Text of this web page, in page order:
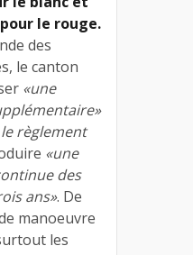
le rouge.
des
le canton
«une
règlement
«une
des
ans». De
manoeuvre
les